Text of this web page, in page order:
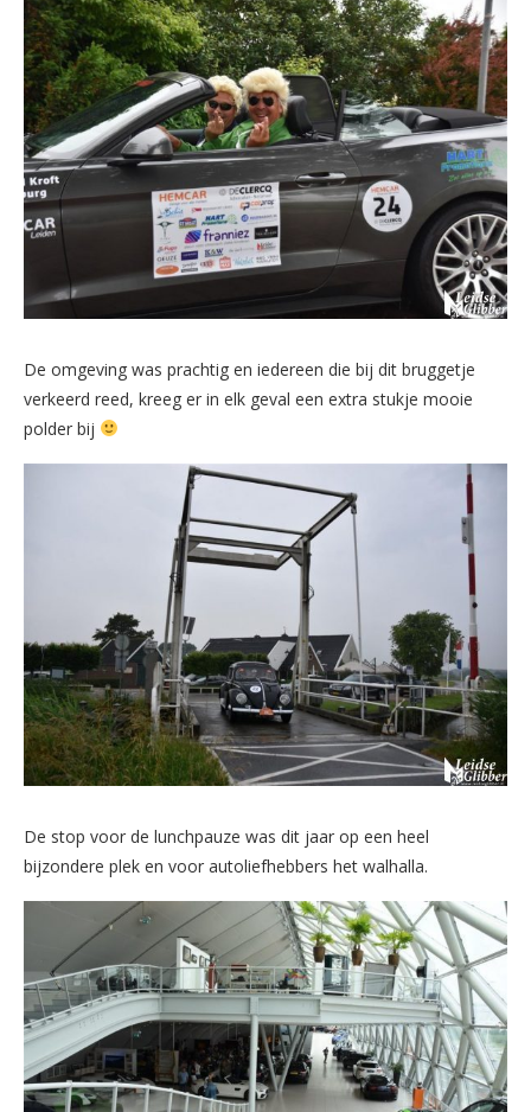
De omgeving was prachtig en iedereen die bij dit bruggetje
verkeerd reed, kreeg er in elk geval een extra stukje mooie
polder bij
De stop voor de lunchpauze was dit jaar op een heel
bijzondere plek en voor autoliefhebbers het walhalla.